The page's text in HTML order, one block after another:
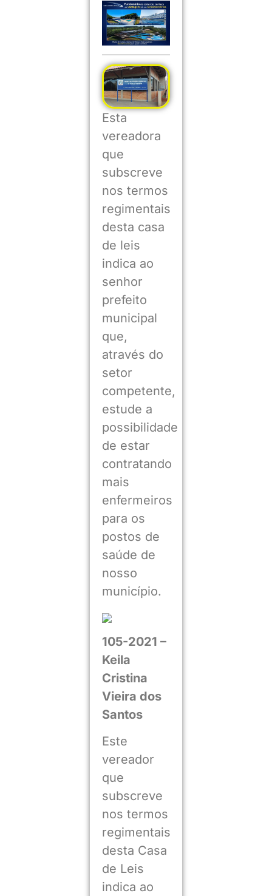
Esta
vereadora
que
subscreve
nos termos
regimentais
desta casa
de leis
indica ao
senhor
prefeito
municipal
que,
através do
setor
competente,
estude a
possibilidade
de estar
contratando
mais
enfermeiros
para os
postos de
saúde de
nosso
município.
105-2021 –
Keila
Cristina
Vieira dos
Santos
Este
vereador
que
subscreve
nos termos
regimentais
desta Casa
de Leis
indica ao